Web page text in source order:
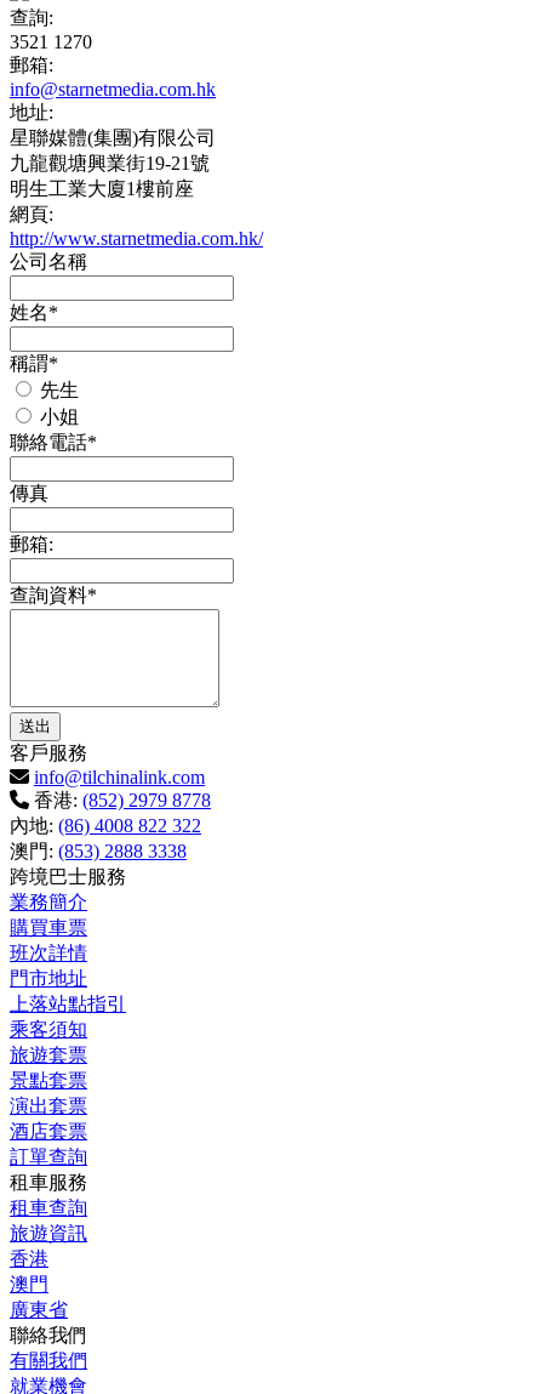
查詢:
3521 1270
郵箱:
info@starnetmedia.com.hk
地址:
星聯媒體(集團)有限公司
九龍觀塘興業街19-21號
明生工業大廈1樓前座
網頁:
http://www.starnetmedia.com.hk/
公司名稱
姓名*
稱謂*
先生
小姐
聯絡電話*
傳真
郵箱:
查詢資料*
客戶服務
info@tilchinalink.com
香港: (852) 2979 8778
內地: (86) 4008 822 322
澳門: (853) 2888 3338
跨境巴士服務
業務簡介
購買車票
班次詳情
門市地址
上落站點指引
乘客須知
旅遊套票
景點套票
演出套票
酒店套票
訂單查詢
租車服務
租車查詢
旅遊資訊
香港
澳門
廣東省
聯絡我們
有關我們
就業機會